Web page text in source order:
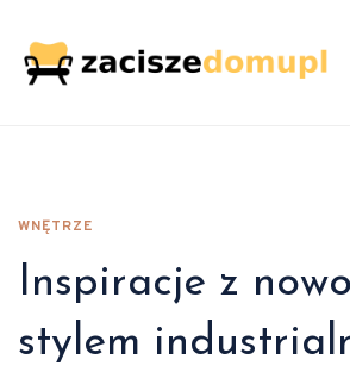
WNĘTRZE
Inspiracje z
stylem